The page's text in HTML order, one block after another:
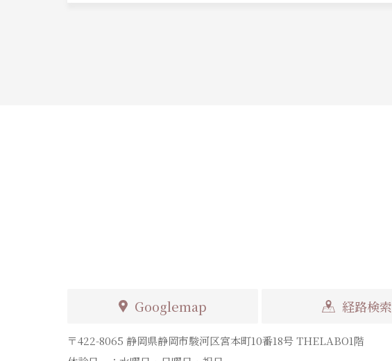
Googlemap 経路検索
〒422-8065 静岡県静岡市駿河区宮本町10番18号 THELABO1階